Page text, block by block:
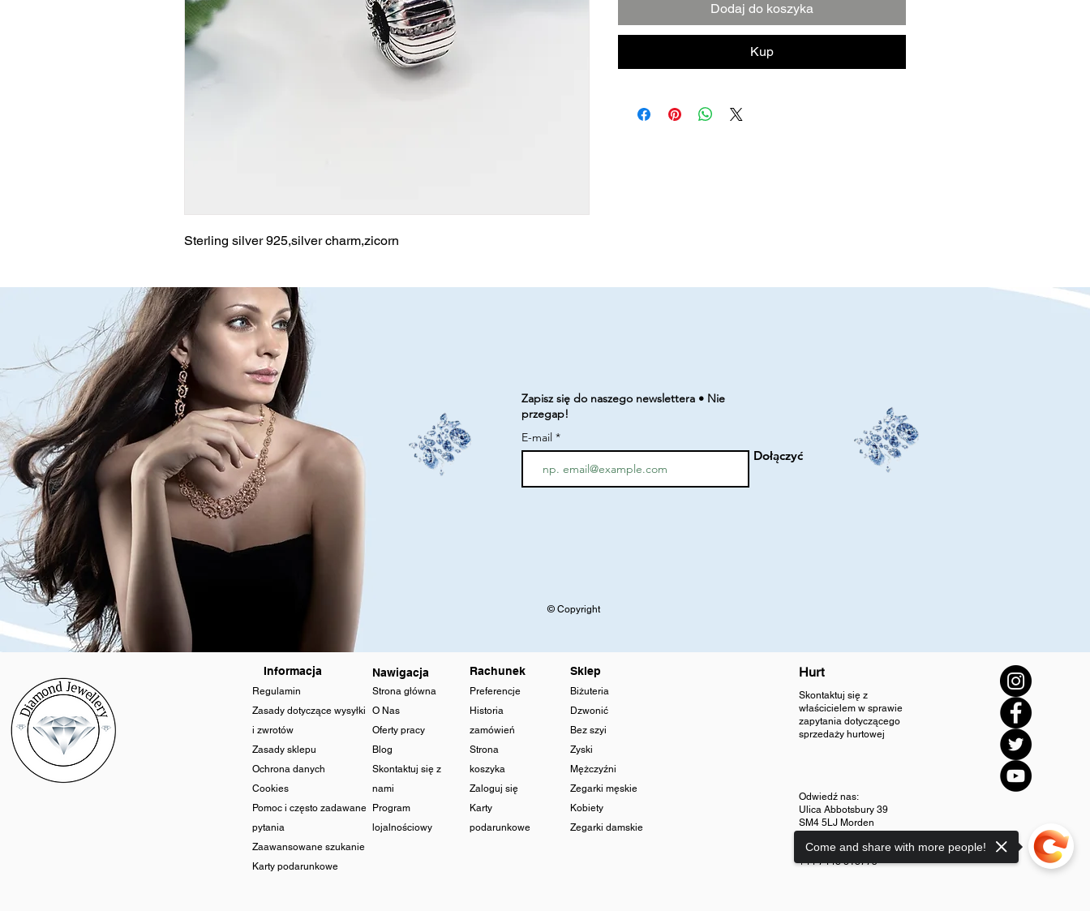
Sterling silver 925,silver charm,zicorn
Dodaj do koszyka
Kup
Zapisz się do naszego newslettera • Nie
przegap!
E-mail
Dołączyć
© Copyright
Informacja
Regulamin
Zasady dotyczące wysyłki
i zwrotów
Zasady sklepu
Ochrona danych
Cookies
Pomoc i często zadawane
pytania
Zaawansowane szukanie
Karty podarunkowe
Nawigacja
Strona główna
O Nas
Oferty pracy
Blog
Skontaktuj się z
nami
Program
lojalnościowy
Rachunek
Preferencje
Historia
zamówień
Strona
koszyka
Zaloguj się
Karty
podarunkowe
Sklep
Biżuteria
Dzwonić
Bez szyi
Zyski
Mężczyźni
Zegarki męskie
Kobiety
Zegarki damskie
Hurt
Skontaktuj się z
właścicielem w sprawie
zapytania dotyczącego
sprzedaży hurtowej
Odwiedź nas:
Ulica Abbotsbury 39
SM4 5LJ Morden
info@diamondjewellery.store
+44 7448 318775
Come and share with more people!